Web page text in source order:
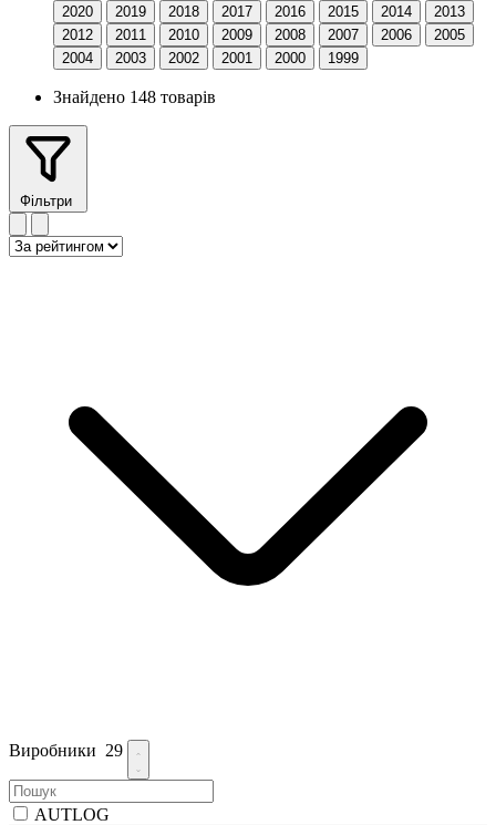
2020 2019 2018 2017 2016 2015 2014
2013
2012
2011 2010 2009 2008 2007 2006
2005
2004
2003 2002 2001 2000 1999
Знайдено 148 товарів
Фільтри
Виробники 29
AUTLOG